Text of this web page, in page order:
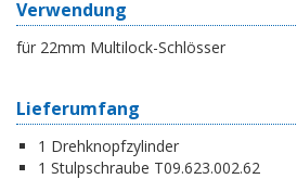
Verwendung
für 22mm Multilock-Schlösser
Lieferumfang
1 Drehknopfzylinder
1 Stulpschraube T09.623.002.62